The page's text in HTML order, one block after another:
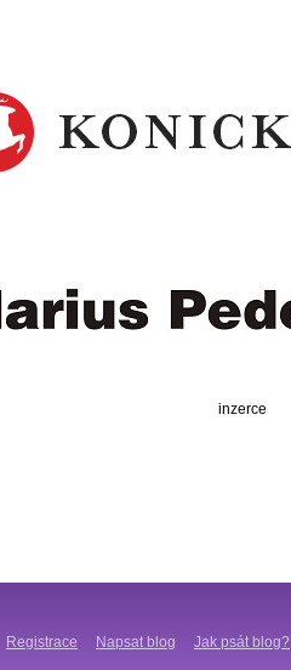
inzerce
Registrace Napsat blog Jak psát blog?